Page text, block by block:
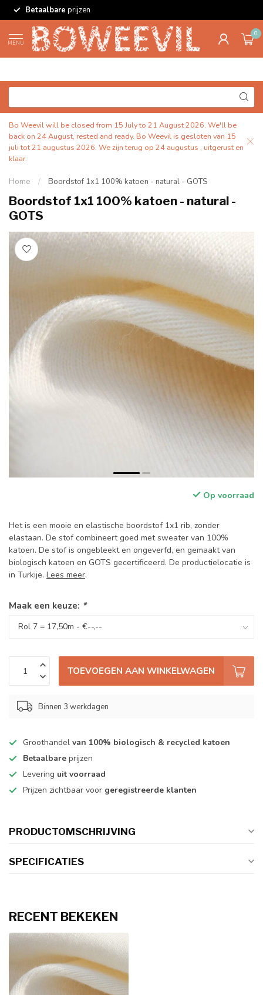
Betaalbare prijzen
MENU
0
Bo Weevil will be closed from 15 July to 21 August 2026. We'll be
back on 24 August, rested and ready. Bo Weevil is gesloten van 15
juli tot 21 augustus 2026. We zijn terug op 24 augustus , uitgerust en
klaar.
Home / Boordstof 1x1 100% katoen - natural - GOTS
Boordstof 1x1 100% katoen - natural -
GOTS
Op voorraad
Het is een mooie en elastische boordstof 1x1 rib, zonder
elastaan. De stof combineert goed met sweater van 100%
katoen. De stof is ongebleekt en ongeverfd, en gemaakt van
biologisch katoen en GOTS gecertificeerd. De productielocatie is
in Turkije. Lees meer.
Maak een keuze: *
TOEVOEGEN AAN WINKELWAGEN
Binnen 3 werkdagen
Groothandel van 100% biologisch & recycled katoen
Betaalbare prijzen
Levering uit voorraad
Prijzen zichtbaar voor geregistreerde klanten
PRODUCTOMSCHRIJVING
SPECIFICATIES
RECENT BEKEKEN